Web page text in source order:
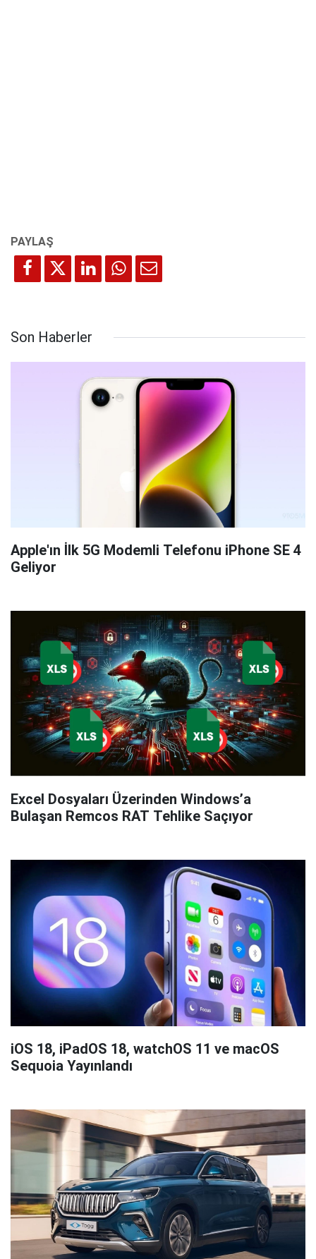
Son Haberler
Apple'ın İlk 5G Modemli Telefonu iPhone SE 4
Geliyor
Excel Dosyaları Üzerinden Windows’a
Bulaşan Remcos RAT Tehlike Saçıyor
iOS 18, iPadOS 18, watchOS 11 ve macOS
Sequoia Yayınlandı